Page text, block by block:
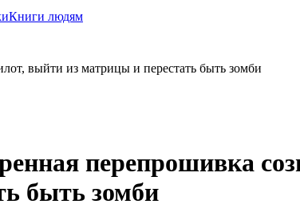
Книги людям
перепрошивка
быть зомби